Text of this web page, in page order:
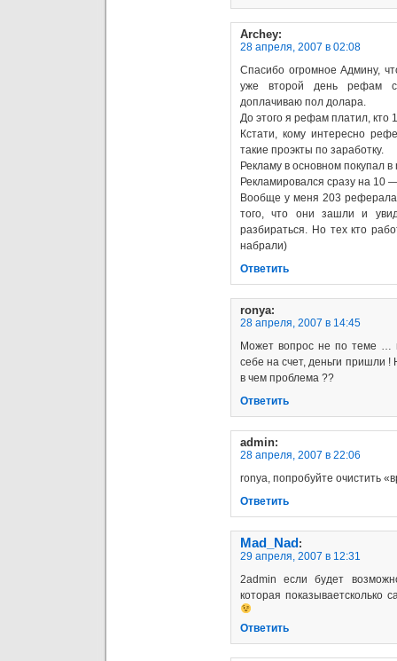
Archey:
28 апреля, 2007 в 02:08
Спасибо огромное Админу,
уже второй день рефам
доплачиваю пол долара.
До этого я рефам платил, кто
Кстати, кому интересно
такие проэкты по заработку.
Рекламу в основном покупал
Рекламировался сразу на 10
Вообще у меня 203
того, что они зашли и
разбираться. Но тех кто
набрали)
Ответить
ronya:
28 апреля, 2007 в 14:45
Может вопрос не по теме …
себе на счет, деньги пришли
в чем проблема ??
Ответить
admin:
28 апреля, 2007 в 22:06
ronya, попробуйте очистить
Ответить
Mad_Nad :
29 апреля, 2007 в 12:31
2admin если будет
которая показываетсколько
Ответить